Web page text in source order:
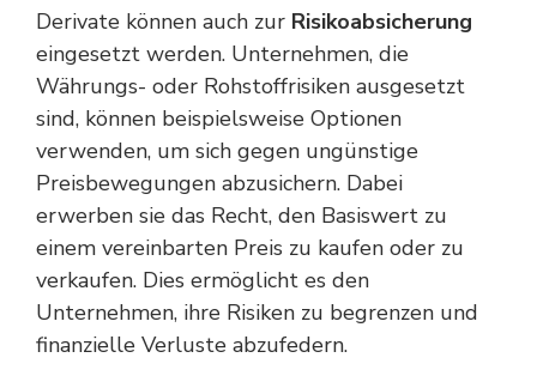
Derivate können auch zur Risikoabsicherung
eingesetzt werden. Unternehmen, die
Währungs- oder Rohstoffrisiken ausgesetzt
sind, können beispielsweise Optionen
verwenden, um sich gegen ungünstige
Preisbewegungen abzusichern. Dabei
erwerben sie das Recht, den Basiswert zu
einem vereinbarten Preis zu kaufen oder zu
verkaufen. Dies ermöglicht es den
Unternehmen, ihre Risiken zu begrenzen und
finanzielle Verluste abzufedern.